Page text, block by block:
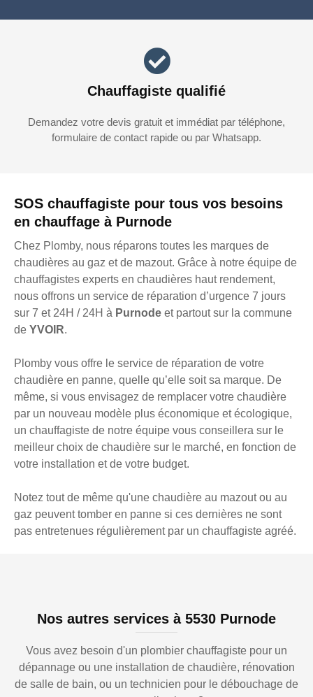
SOS chauffagiste pour tous vos besoins
en chauffage à Purnode
Chez Plomby, nous réparons toutes les marques de
chaudières au gaz et de mazout. Grâce à notre équipe de
chauffagistes experts en chaudières haut rendement,
nous offrons un service de réparation d’urgence 7 jours
sur 7 et 24H / 24H à Purnode et partout sur la commune
de YVOIR.
Plomby vous offre le service de réparation de votre
chaudière en panne, quelle qu’elle soit sa marque. De
même, si vous envisagez de remplacer votre chaudière
par un nouveau modèle plus économique et écologique,
un chauffagiste de notre équipe vous conseillera sur le
meilleur choix de chaudière sur le marché, en fonction de
votre installation et de votre budget.
Notez tout de même qu'une chaudière au mazout ou au
gaz peuvent tomber en panne si ces dernières ne sont
pas entretenues régulièrement par un chauffagiste agréé.
Chauffagiste qualifié
Demandez votre devis gratuit et immédiat par téléphone,
formulaire de contact rapide ou par Whatsapp.
Nos autres services à 5530 Purnode
Vous avez besoin d'un plombier chauffagiste pour un
dépannage ou une installation de chaudière, rénovation
de salle de bain, ou un technicien pour le débouchage de